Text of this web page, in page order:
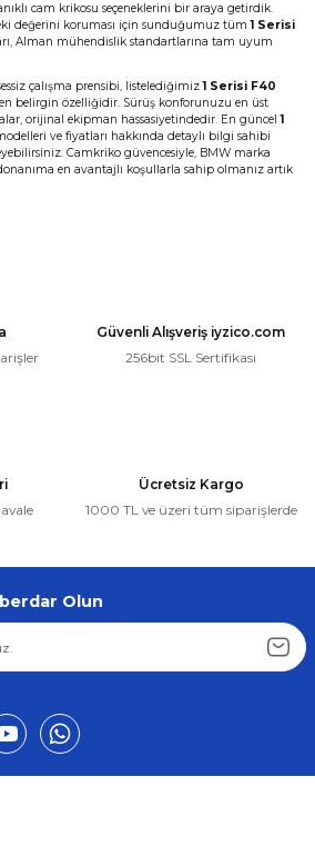
cam krikosu seçeneklerini bir araya getirdik.
değerini koruması için sunduğumuz tüm1 Serisi
Alman mühendislik standartlarına tam uyum
çalışma prensibi, listelediğimiz1 Serisi F40
belirgin özelliğidir. Sürüş konforunuzu en üst
orijinal ekipman hassasiyetindedir. En güncel1
ve fiyatları hakkında detaylı bilgi sahibi
Camkriko güvencesiyle, BMW marka
en avantajlı koşullarla sahip olmanız artık
Güvenli Alışveriş iyzico.com
256bit SSL Sertifikası
Ücretsiz Kargo
1000 TL ve üzeri tüm siparişlerde
Olun